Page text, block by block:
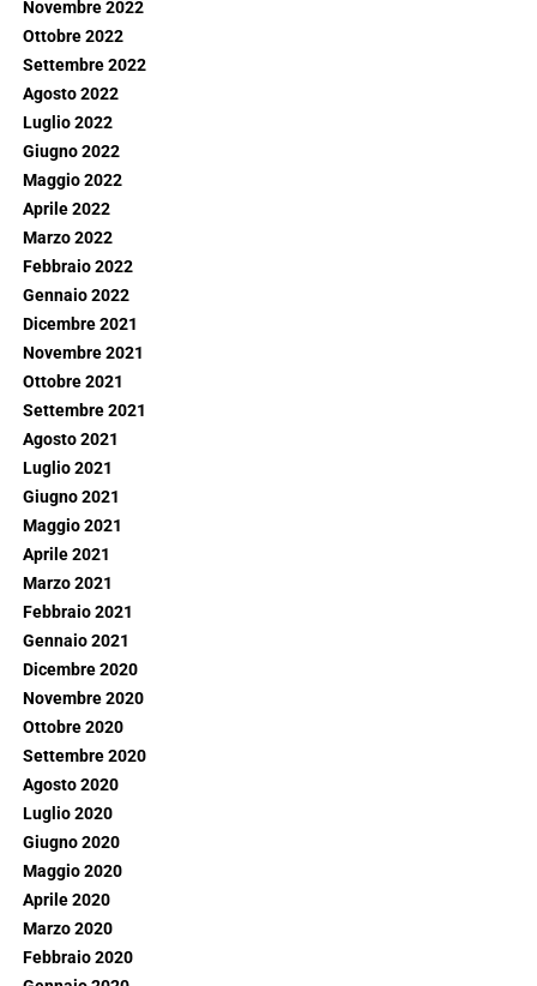
Novembre 2022
Ottobre 2022
Settembre 2022
Agosto 2022
Luglio 2022
Giugno 2022
Maggio 2022
Aprile 2022
Marzo 2022
Febbraio 2022
Gennaio 2022
Dicembre 2021
Novembre 2021
Ottobre 2021
Settembre 2021
Agosto 2021
Luglio 2021
Giugno 2021
Maggio 2021
Aprile 2021
Marzo 2021
Febbraio 2021
Gennaio 2021
Dicembre 2020
Novembre 2020
Ottobre 2020
Settembre 2020
Agosto 2020
Luglio 2020
Giugno 2020
Maggio 2020
Aprile 2020
Marzo 2020
Febbraio 2020